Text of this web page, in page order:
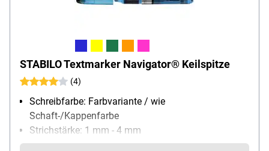
STABILO Textmarker Navigator® Keilspitze
(4)
Schreibfarbe: Farbvariante / wie
Schaft-/Kappenfarbe
Strichstärke: 1 mm - 4 mm
Ausführung: schattenfrei kopierbar, schnell trocken,